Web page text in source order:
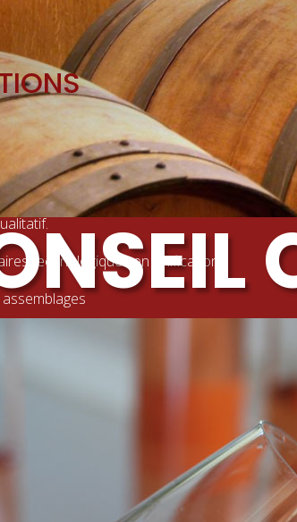
technologiques en vinification
(soutirage, élevage, collage, filtration)